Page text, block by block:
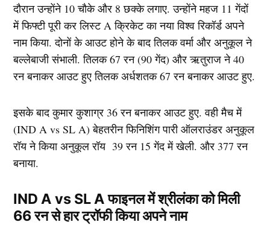
दौरान उन्होंने 10 चौके और 8 छक्के लगाए. उन्होंने महज 11 गेंदों
में फिफ्टी पूरी कर लिस्ट A क्रिकेट का नया विश्व रिकॉर्ड अपने
नाम किया. दोनों के आउट होने के बाद तिलक वर्मा और अनुकूल ने
बल्लेबाजी संभाली. तिलक 67 रन (90 गेंद) और ऋतुराज ने 40
रन बनाकर आउट हुए तिलक अर्धशतक 67 रन बनाकर आउट हुए.
इसके बाद कुमार कुशाग्र 36 रन बनाकर आउट हुए. वही मैच में
(IND A vs SL A) बेहतरीन फिनिशिंग पारी ऑलराउंडर अनुकूल
रॉय ने किया अनुकूल रॉय 39 रन 15 गेंद में खेली. और 377 रन
बनाया.
IND A vs SL A फाइनल में श्रीलंका को मिली
66 रन से हार ट्रॉफी किया अपने नाम